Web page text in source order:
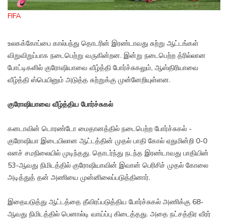
FIFA
உலகக்கோப்பை கால்பந்து தொடரின் இரண்டாவது சுற்று ஆட்டங்கள்
விறுவிறுப்பாக நடைபெற்று வருகின்றன. இன்று நடைபெற்ற த்ரில்லான
போட்டிகளில் குரோஷியாவை வீழ்த்தி போர்ச்சுகலும், ஆஸ்திரியாவை
வீழ்த்தி ஸ்பெயினும் அடுத்த சுற்றுக்கு முன்னேறியுள்ளன.
குரோஷியாவை வீழ்த்திய போர்ச்சுகல்
கனடாவின் டொரண்டோ மைதானத்தில் நடைபெற்ற போர்ச்சுகல் -
குரோஷியா இடையிலான ஆட்டத்தின் முதல் பாதி கோல் ஏதுமின்றி 0-0
எனச் சமநிலையில் முடிந்தது. தொடர்ந்து நடந்த இரண்டாவது பாதியின்
53-ஆவது நிமிடத்தில் குரோஷியாவின் இவான் பெரிசிச் முதல் கோலை
அடித்துத் தன் அணியை முன்னிலைப்படுத்தினார்.
இதையடுத்து ஆட்டத்தை தீவிரப்படுத்திய போர்ச்சுகல் அணிக்கு 68-
ஆவது நிமிடத்தில் பெனால்டி வாய்ப்பு கிடைத்தது. அதை நட்சத்திர வீரர்